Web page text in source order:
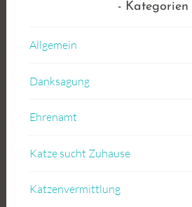
Kategorien
Allgemein
Danksagung
Ehrenamt
Katze sucht Zuhause
Katzenvermittlung